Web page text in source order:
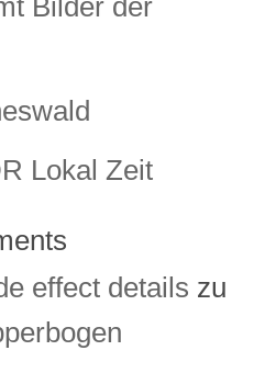
Lokal Zeit
effect details zu